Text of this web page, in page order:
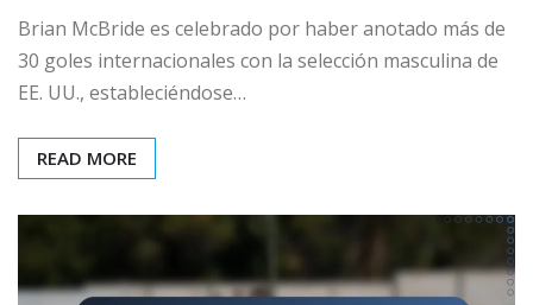
Brian McBride es celebrado por haber anotado más de
30 goles internacionales con la selección masculina de
EE. UU., estableciéndose…
READ MORE